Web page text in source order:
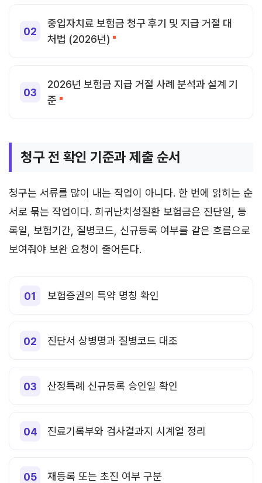
중입자치료 보험금 청구 후기 및 지급 거절 대
처법 (2026년)
2026년 보험금 지급 거절 사례 분석과 설계 기
준
청구 전 확인 기준과 제출 순서
청구는 서류를 많이 내는 작업이 아니다. 한 번에 읽히는 순
서로 묶는 작업이다. 희귀난치성질환 보험금은 진단일, 등
록일, 보험기간, 질병코드, 신규등록 여부를 같은 흐름으로
보여줘야 보완 요청이 줄어든다.
보험증권의 특약 명칭 확인
진단서 상병명과 질병코드 대조
산정특례 신규등록 승인일 확인
진료기록부와 검사결과지 시계열 정리
재등록 또는 초진 여부 구분